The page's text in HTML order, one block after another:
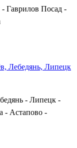
, а также тихие
Нижний
предлагают
центрНижний
обедами с
Гаврилов Посад -
Лебедянь, Липецк
- Липецк -
- Астапово -